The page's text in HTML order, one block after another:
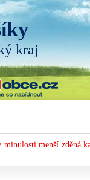
kraj
minulosti menší zděná